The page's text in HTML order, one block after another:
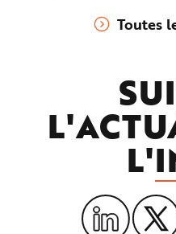
Toutes
L'